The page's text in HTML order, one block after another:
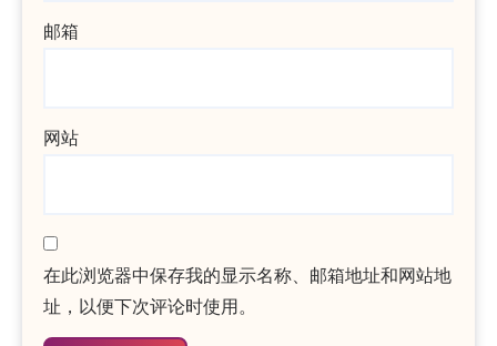
邮箱
网站
在此浏览器中保存我的显示名称、邮箱地址和网站地
址，以便下次评论时使用。